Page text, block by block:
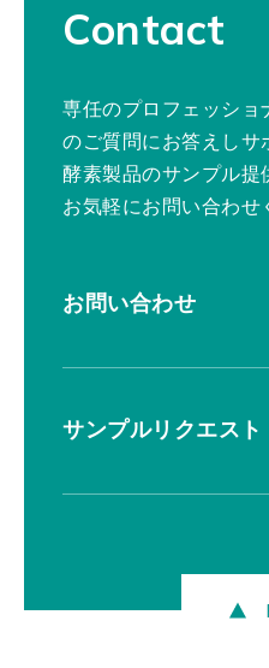
Contact
専任のプロフェッショ
のご質問にお答えしサ
酵素製品のサンプル提
お気軽にお問い合わせ
お問い合わせ
サンプルリクエスト